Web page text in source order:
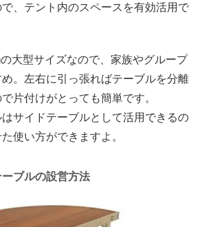
、テント内のスペースを有効活用で
大型サイズなので、家族やグループ
。左右に引っ張ればテーブルを分離
片付けがとっても簡単です。
サイドテーブルとして活用できるの
使い方ができますよ。
ブルの設営方法